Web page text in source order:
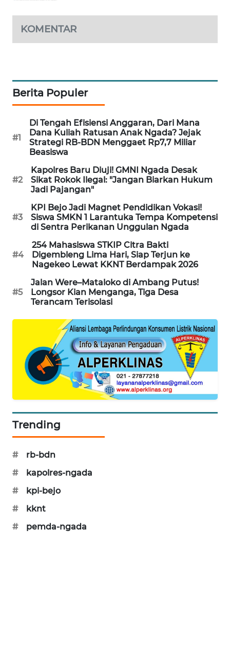
KOMENTAR
Berita Populer
#1
Di Tengah Efisiensi Anggaran, Dari Mana
Dana Kuliah Ratusan Anak Ngada? Jejak
Strategi RB-BDN Menggaet Rp7,7 Miliar
Beasiswa
#2
Kapolres Baru Diuji! GMNI Ngada Desak
Sikat Rokok Ilegal: "Jangan Biarkan Hukum
Jadi Pajangan"
#3
KPI Bejo Jadi Magnet Pendidikan Vokasi!
Siswa SMKN 1 Larantuka Tempa Kompetensi
di Sentra Perikanan Unggulan Ngada
#4
254 Mahasiswa STKIP Citra Bakti
Digembleng Lima Hari, Siap Terjun ke
Nagekeo Lewat KKNT Berdampak 2026
#5
Jalan Were–Mataloko di Ambang Putus!
Longsor Kian Menganga, Tiga Desa
Terancam Terisolasi
Trending
#
rb-bdn
#
kapolres-ngada
#
kpi-bejo
#
kknt
#
pemda-ngada
GARONGGANG
NEWS
ENERGI
CILEUNGSI
NEWS
BERKAT
NEWS
BERAMPU
NEWS
ANUGERAH
NEWS
AKHLAK
ID
PERAPKI
SONYA
ASA
NEWS